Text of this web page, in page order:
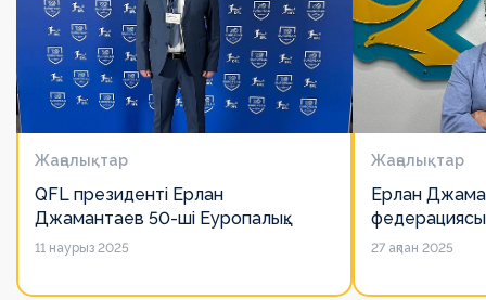
Жаңалықтар
QFL президенті Ерлан
Джамантаев 50-ші Еуропалық
лигалар Бас ассамблеясына
11 наурыз 2025
Жаңалықтар
Ерлан
есімін
27 ақпан 2025